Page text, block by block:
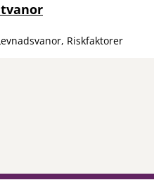
Riskfaktorer